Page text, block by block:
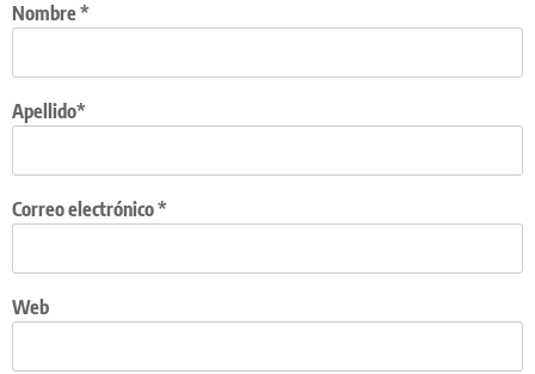
Apellido*
Nombre*
Correo electrónico*
Web